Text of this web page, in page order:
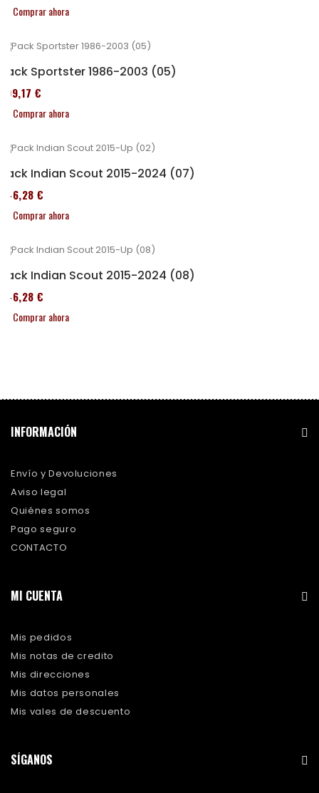
Comprar ahora
Pack Sportster 1986-2003 (05)
299,17 €
Comprar ahora
Pack Indian Scout 2015-2024 (07)
246,28 €
Comprar ahora
Pack Indian Scout 2015-2024 (08)
246,28 €
Comprar ahora
INFORMACIÓN
Envío y Devoluciones
Aviso legal
Quiénes somos
Pago seguro
CONTACTO
MI CUENTA
Mis pedidos
Mis notas de credito
Mis direcciones
Mis datos personales
Mis vales de descuento
SÍGANOS